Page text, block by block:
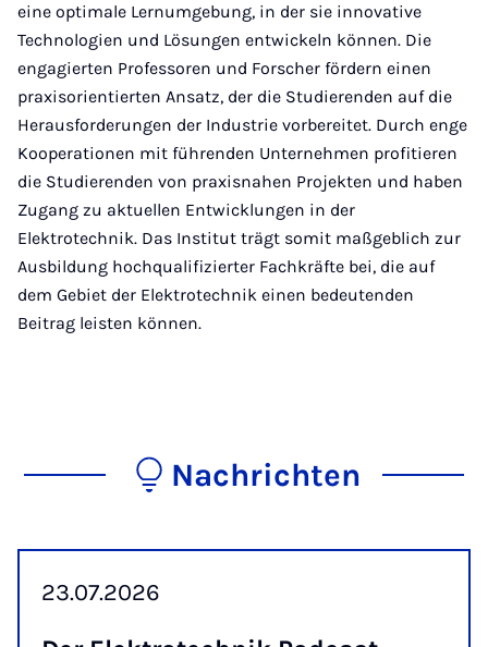
eine optimale Lernumgebung, in der sie innovative
Technologien und Lösungen entwickeln können. Die
engagierten Professoren und Forscher fördern einen
praxisorientierten Ansatz, der die Studierenden auf die
Herausforderungen der Industrie vorbereitet. Durch enge
Kooperationen mit führenden Unternehmen profitieren
die Studierenden von praxisnahen Projekten und haben
Zugang zu aktuellen Entwicklungen in der
Elektrotechnik. Das Institut trägt somit maßgeblich zur
Ausbildung hochqualifizierter Fachkräfte bei, die auf
dem Gebiet der Elektrotechnik einen bedeutenden
Beitrag leisten können.
Nachrichten
23.07.2026